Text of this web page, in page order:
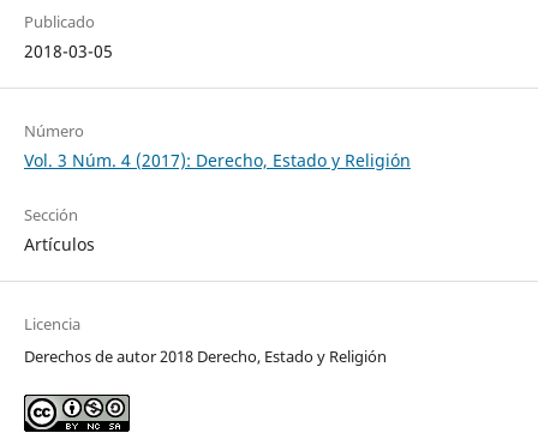
Publicado
2018-03-05
Número
Vol. 3 Núm. 4 (2017): Derecho, Estado y Religión
Sección
Artículos
Licencia
Derechos de autor 2018 Derecho, Estado y Religión